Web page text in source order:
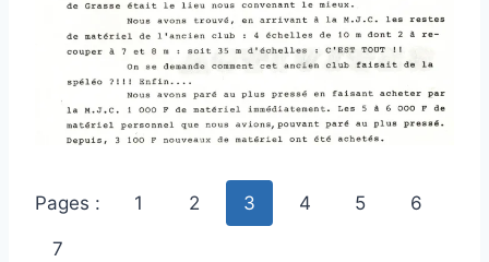
Pages : 1 2 3 4 5 6
7